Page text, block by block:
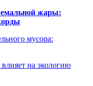
жары:
мусора:
на экологию